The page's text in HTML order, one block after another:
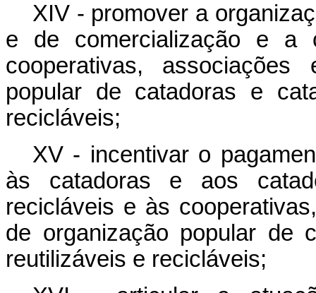
XIV - promover a
e de comercialização e a
cooperativas,
popular de catadoras e
recicláveis;
XV - incentivar o
às catadoras e aos
recicláveis e às
de organização popular de
reutilizáveis e recicláveis;